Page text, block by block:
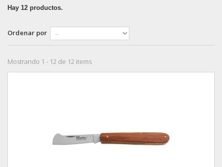
Hay 12 productos.
Ordenar por
Mostrando 1 - 12 de 12 items